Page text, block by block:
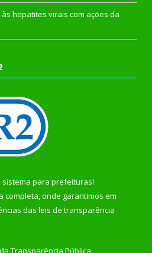
hepatites virais com ações da
sistema para prefeituras!
completa, onde garantimos em
das leis de transparência
Transparência Pública